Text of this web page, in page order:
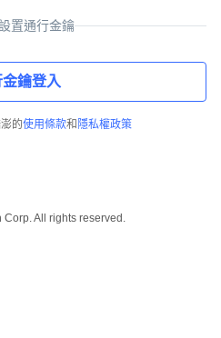
置通行金鑰
鑰登入
的使用條款和 隱私權政策
All rights reserved.